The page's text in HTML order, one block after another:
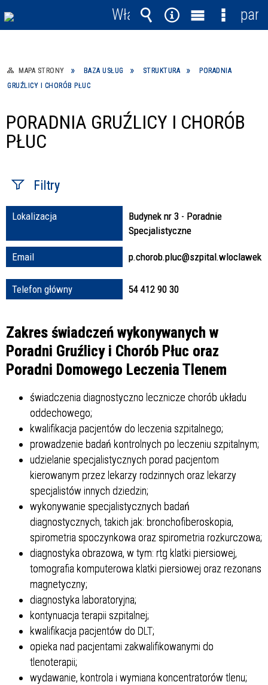
MAPA STRONY BAZA USŁUG STRUKTURA
PORADNIA
GRUŹLICY I CHORÓB PŁUC
PORADNIA GRUŹLICY I CHORÓB
PŁUC
Filtry
Fraza / imię,
Struktura
Sprawa
Personel
Lokalizacja
Budynek nr 3 - Poradnie
Specjalistyczne
Email
Telefon główny 54 412 90 30
Zakres świadczeń wykonywanych w
Poradni Gruźlicy i Chorób Płuc oraz
Poradni Domowego Leczenia Tlenem
świadczenia diagnostyczno lecznicze chorób układu
oddechowego;
kwalifikacja pacjentów do leczenia szpitalnego;
prowadzenie badań kontrolnych po leczeniu szpitalnym;
udzielanie specjalistycznych porad pacjentom
kierowanym przez lekarzy rodzinnych oraz lekarzy
specjalistów innych dziedzin;
wykonywanie specjalistycznych badań
diagnostycznych, takich jak: bronchofiberoskopia,
spirometria spoczynkowa oraz spirometria rozkurczowa;
diagnostyka obrazowa, w tym: rtg klatki piersiowej,
tomografia komputerowa klatki piersiowej oraz rezonans
magnetyczny;
diagnostyka laboratoryjna;
kontynuacja terapii szpitalnej;
kwalifikacja pacjentów do DLT;
opieka nad pacjentami zakwalifikowanymi do
tlenoterapii;
wydawanie, kontrola i wymiana koncentratorów tlenu;
Włącz
powiadomienia
Wyszukiwarka
Narzędzia
MenuMenu